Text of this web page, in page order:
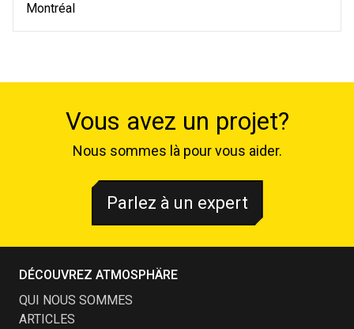
Montréal
Vous avez un projet?
Nous sommes là pour vous aider.
Parlez à un expert
DÉCOUVREZ ATMOSPHÄRE
QUI NOUS SOMMES
ARTICLES